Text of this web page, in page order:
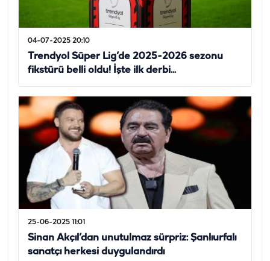
04-07-2025 20:10
Trendyol Süper Lig’de 2025-2026 sezonu
fikstürü belli oldu! İşte ilk derbi...
25-06-2025 11:01
Sinan Akçıl’dan unutulmaz sürpriz: Şanlıurfalı
sanatçı herkesi duygulandırdı